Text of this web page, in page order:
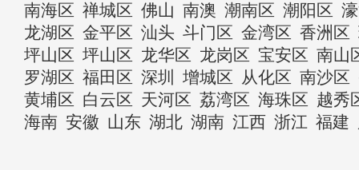
南海区 禅城区 佛山 南澳 潮南区 潮阳区
龙湖区 金平区 汕头 斗门区 金湾区 香洲区
坪山区 坪山区 龙华区 龙岗区 宝安区 南山
罗湖区 福田区 深圳 增城区 从化区 南沙区
黄埔区 白云区 天河区 荔湾区 海珠区 越秀
海南 安徽 山东 湖北 湖南 江西 浙江 福建